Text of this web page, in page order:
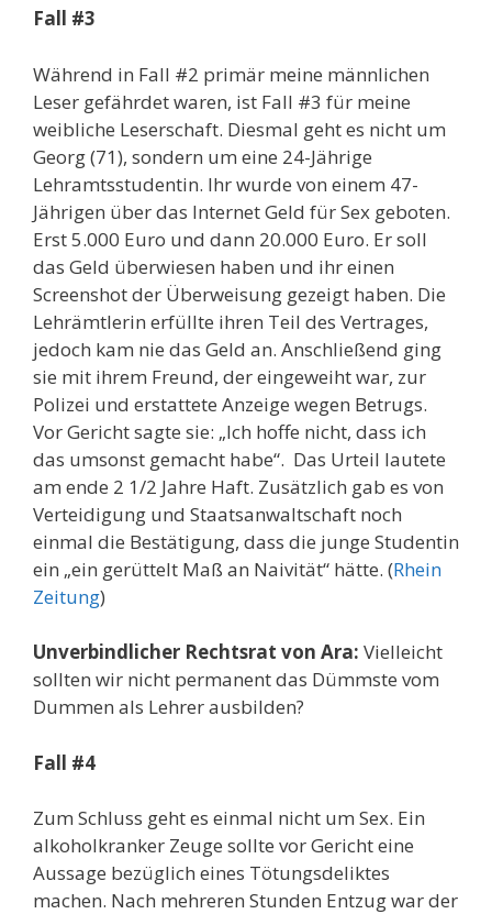
Fall #3
Während in Fall #2 primär meine männlichen
Leser gefährdet waren, ist Fall #3 für meine
weibliche Leserschaft. Diesmal geht es nicht um
Georg (71), sondern um eine 24-Jährige
Lehramtsstudentin. Ihr wurde von einem 47-
Jährigen über das Internet Geld für Sex geboten.
Erst 5.000 Euro und dann 20.000 Euro. Er soll
das Geld überwiesen haben und ihr einen
Screenshot der Überweisung gezeigt haben. Die
Lehrämtlerin erfüllte ihren Teil des Vertrages,
jedoch kam nie das Geld an. Anschließend ging
sie mit ihrem Freund, der eingeweiht war, zur
Polizei und erstattete Anzeige wegen Betrugs.
Vor Gericht sagte sie: „Ich hoffe nicht, dass ich
das umsonst gemacht habe“. Das Urteil lautete
am ende 2 1/2 Jahre Haft. Zusätzlich gab es von
Verteidigung und Staatsanwaltschaft noch
einmal die Bestätigung, dass die junge Studentin
ein „ein gerüttelt Maß an Naivität“ hätte. (Rhein
Zeitung)
Unverbindlicher Rechtsrat von Ara: Vielleicht
sollten wir nicht permanent das Dümmste vom
Dummen als Lehrer ausbilden?
Fall #4
Zum Schluss geht es einmal nicht um Sex. Ein
alkoholkranker Zeuge sollte vor Gericht eine
Aussage bezüglich eines Tötungsdeliktes
machen. Nach mehreren Stunden Entzug war der